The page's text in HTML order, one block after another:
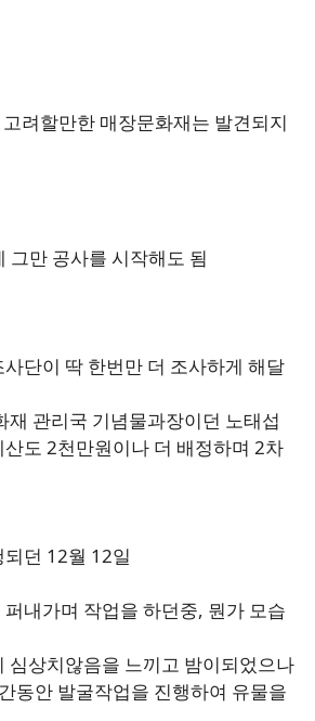
려할만한 매장문화재는 발견되지
그만 공사를 시작해도 됨
단이 딱 한번만 더 조사하게 해달
재 관리국 기념물과장이던 노태섭
도 2천만원이나 더 배정하며 2차
던 12월 12일
내가며 작업을 하던중, 뭔가 모습
심상치않음을 느끼고 밤이되었으나
동안 발굴작업을 진행하여 유물을